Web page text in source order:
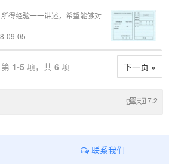
得经验一一讲述，希望能够对
09-05
第 1-5 项，共 6 项 下一页 »
7.2
联系我们